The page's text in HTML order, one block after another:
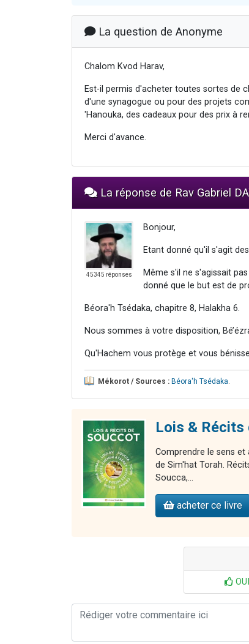
La question de Anonyme
Chalom Kvod Harav,
Est-il permis d'acheter toutes sortes de
d'une synagogue ou pour des projets
'Hanouka, des cadeaux pour des prix à
Merci d'avance.
La réponse de Rav Gabriel
45345 réponses
Bonjour,
Etant donné qu'il s'agit
Même s'il ne s'agissait
donné que le but est de
Béora'h Tsédaka, chapitre 8, Halakha 6.
Nous sommes à votre disposition,
Qu'Hachem vous protège et vous
Mékorot / Sources : Béora'h Tsédaka
Lois & Récits
Comprendre le sens
de Sim'hat Torah.
Soucca,...
acheter ce livre
OUI